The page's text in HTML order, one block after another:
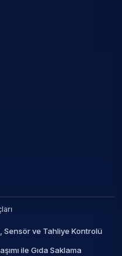
Sensör ve Tahliye Kontrolü
ile Gıda Saklama